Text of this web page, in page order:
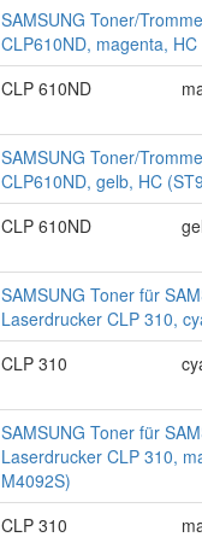
SAMSUNG Toner/
CLP610ND, magenta,
CLP 610ND
SAMSUNG Toner/
CLP610ND, gelb, HC
CLP 610ND
SAMSUNG Toner für
Laserdrucker CLP 310,
CLP 310
SAMSUNG Toner für
Laserdrucker CLP 310,
M4092S)
CLP 310